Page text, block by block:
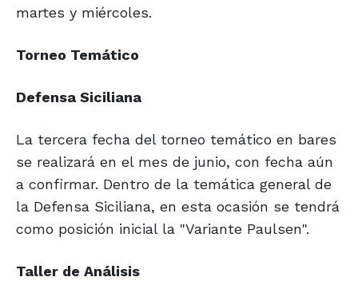
martes y miércoles.
Torneo Temático
Defensa Siciliana
La tercera fecha del torneo temático en bares
se realizará en el mes de junio, con fecha aún
a confirmar. Dentro de la temática general de
la Defensa Siciliana, en esta ocasión se tendrá
como posición inicial la "Variante Paulsen".
Taller de Análisis